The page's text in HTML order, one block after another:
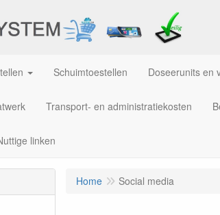
Schuimtoestellen Doseerunits en
Transport- en administratiekosten
linken
Home Social media